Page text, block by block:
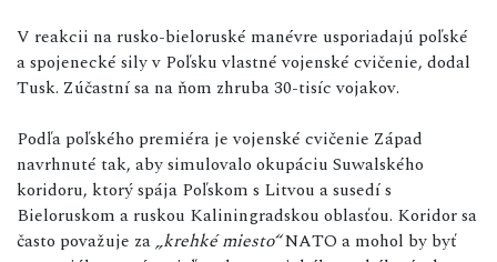
V reakcii na rusko-bieloruské manévre usporiadajú poľské
a spojenecké sily v Poľsku vlastné vojenské cvičenie, dodal
Tusk. Zúčastní sa na ňom zhruba 30-tisíc vojakov.
Podľa poľského premiéra je vojenské cvičenie Západ
navrhnuté tak, aby simulovalo okupáciu Suwalského
koridoru, ktorý spája Poľskom s Litvou a susedí s
Bieloruskom a ruskou Kaliningradskou oblasťou. Koridor sa
často považuje za „krehké miesto“NATO a mohol by byť